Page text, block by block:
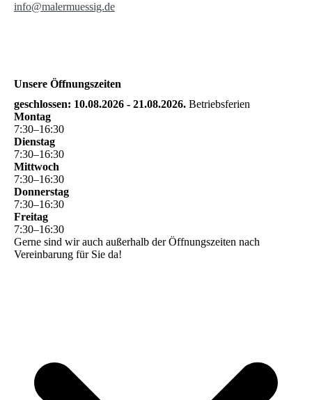
info@malermuessig.de
Unsere Öffnungszeiten
geschlossen: 10.08.2026 - 21.08.2026. Betriebsferien
Montag
7:30–16:30
Dienstag
7:30–16:30
Mittwoch
7:30–16:30
Donnerstag
7:30–16:30
Freitag
7:30–16:30
Gerne sind wir auch außerhalb der Öffnungszeiten nach
Vereinbarung für Sie da!